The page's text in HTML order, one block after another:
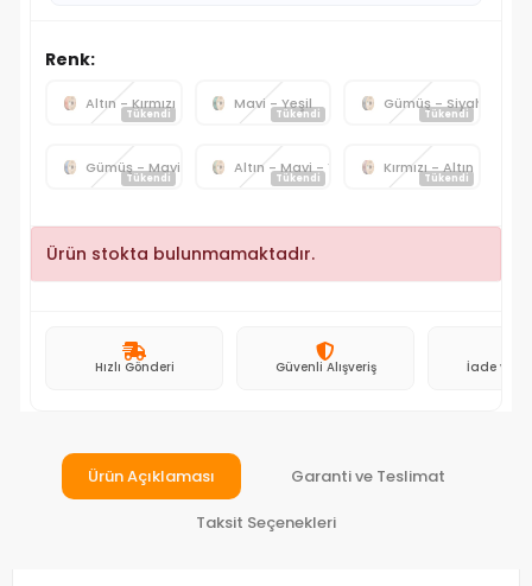
Renk:
Altın - Kırmızı
Tükendi
Mavi - Yeşil
Tükendi
Gümüş - Siyah
Tükendi
Gümüş - Mavi
Tükendi
Altın - Mavi - Yeşil
Tükendi
Kırmızı - Altın - Mavi
Tükendi
Ürün stokta bulunmamaktadır.
Hızlı Gönderi Güvenli Alışveriş İade ve
Ürün Açıklaması Garanti ve Teslimat
Taksit Seçenekleri